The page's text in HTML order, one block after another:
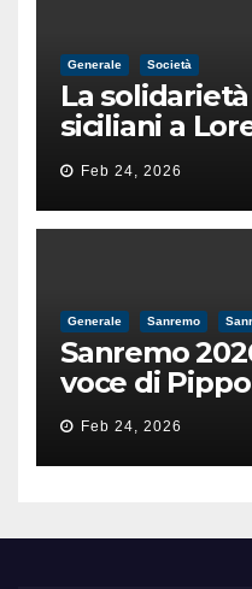
Generale Società
La
siciliani a
il valore e la
dell’umanità»
Feb 24, 2026
Generale Sanremo
Sanremo
voce di
Feb 24, 2026